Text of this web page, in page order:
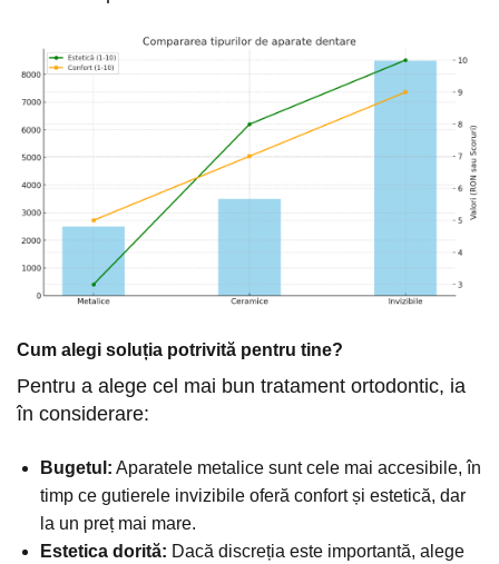
Cum alegi soluția potrivită pentru tine?
Pentru a alege cel mai bun tratament ortodontic, ia
în considerare:
Bugetul: Aparatele metalice sunt cele mai accesibile, în
timp ce gutierele invizibile oferă confort și estetică, dar
la un preț mai mare.
Estetica dorită: Dacă discreția este importantă, alege